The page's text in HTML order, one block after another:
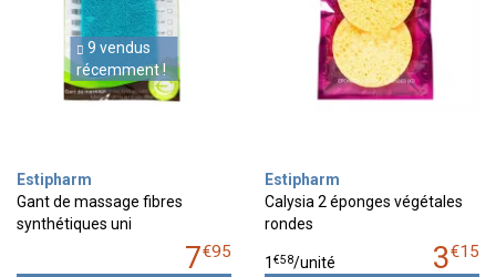
9 vendus
récemment !
Estipharm
Gant de massage fibres
synthétiques uni
7€95
Estipharm
Calysia 2 éponges végétales
rondes
3€15
1 €58/unité